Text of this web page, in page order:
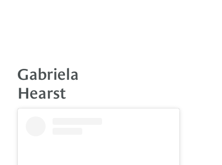
Gabriela
Hearst